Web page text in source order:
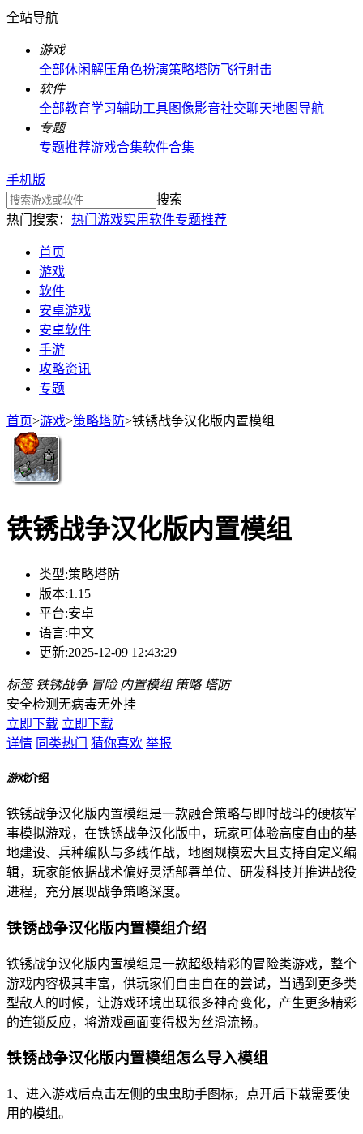
全站导航
游戏
全部休闲解压角色扮演策略塔防飞行射击
软件
全部教育学习辅助工具图像影音社交聊天地图导航
专题
专题推荐游戏合集软件合集
手机版
搜索
热门搜索： 热门游戏实用软件专题推荐
首页
游戏
软件
安卓游戏
安卓软件
手游
攻略资讯
专题
首页>游戏>策略塔防>铁锈战争汉化版内置模组
铁锈战争汉化版内置模组
类型:策略塔防
版本:1.15
平台:安卓
语言:中文
更新:2025-12-09 12:43:29
标签 铁锈战争 冒险 内置模组 策略 塔防
安全检测无病毒无外挂
立即下载 立即下载
详情 同类热门 猜你喜欢 举报
游戏介绍
铁锈战争汉化版内置模组是一款融合策略与即时战斗的硬核军
事模拟游戏，在铁锈战争汉化版中，玩家可体验高度自由的基
地建设、兵种编队与多线作战，地图规模宏大且支持自定义编
辑，玩家能依据战术偏好灵活部署单位、研发科技并推进战役
进程，充分展现战争策略深度。
铁锈战争汉化版内置模组介绍
铁锈战争汉化版内置模组是一款超级精彩的冒险类游戏，整个
游戏内容极其丰富，供玩家们自由自在的尝试，当遇到更多类
型敌人的时候，让游戏环境出现很多神奇变化，产生更多精彩
的连锁反应，将游戏画面变得极为丝滑流畅。
铁锈战争汉化版内置模组怎么导入模组
1、进入游戏后点击左侧的虫虫助手图标，点开后下载需要使
用的模组。